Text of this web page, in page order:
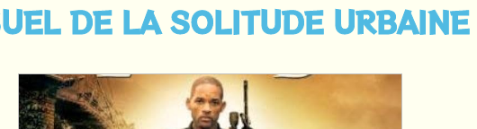
DE LA SOLITUDE URBAINE